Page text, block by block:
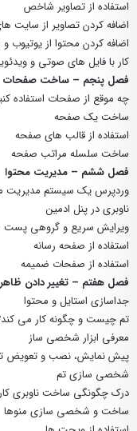
استفاده از تصاویر شاخص
اضافه کردن تصاویر از سایت
اضافه کردن محتوا از یوتیوب
کار با فایل های صوتی و
فصل پنجم – ساخت صفحات
چه موقع از صفحات استفاده
ساخت یک صفحه
استفاده از قالب های صفحه
ساخت سلسله مراتب صفحه
فصل ششم – مدیریت محتوا
وردپرس یک سیستم مدیریت
ناوبری در پنل ادمین
ویرایش سریع و گروهی پست
استفاده از صفحه رسانه
استفاده از صفحات ضمیمه
فصل هفتم – تغییر دادن
جداسازی استایل و محتوا
تم چیست و چگونه کار می
معرفی ابزار شخصی ساز
پیش نمایش، نصب و تعویض
شخصی سازی تم
درک چگونگی ساخت ناوبری
ساخت و شخصی سازی منوها